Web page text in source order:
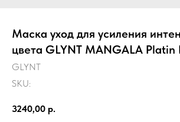
Маска уход для усиления
цвета GLYNT MANGALA Platin
GLYNT
SKU:
3240,00 р.